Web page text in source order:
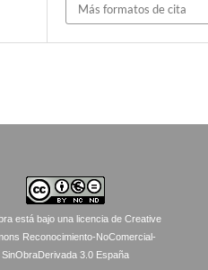
Más formatos de cita
está bajo una licencia de Creative
Reconocimiento-NoComercial-
SinObraDerivada 3.0 España